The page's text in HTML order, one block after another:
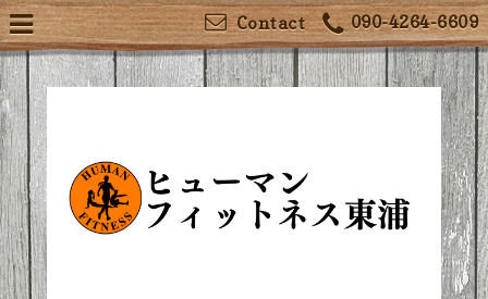
090-4264-6609
Contact